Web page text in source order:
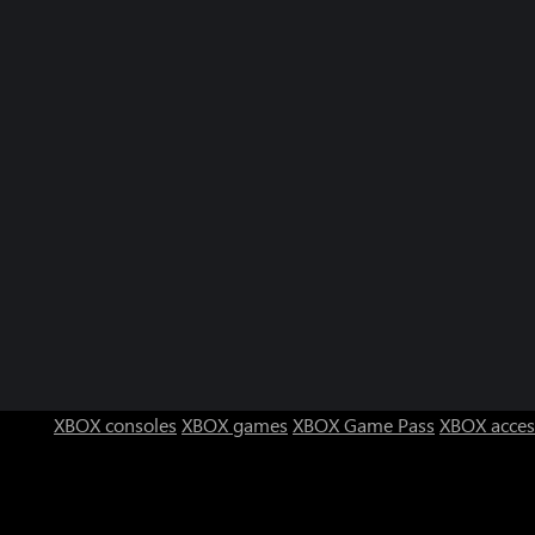
XBOX consoles XBOX games XBOX Game Pass XBOX